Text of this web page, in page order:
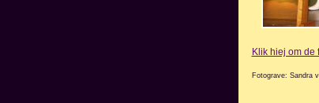
Klik hiej om de
Fotograve: Sandra